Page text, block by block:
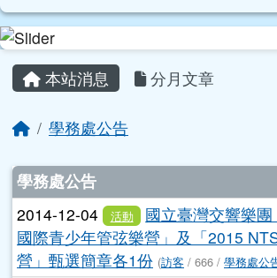
主內容區域
回首頁
學務處公告
文章列表
學務處公告
頁尾區域